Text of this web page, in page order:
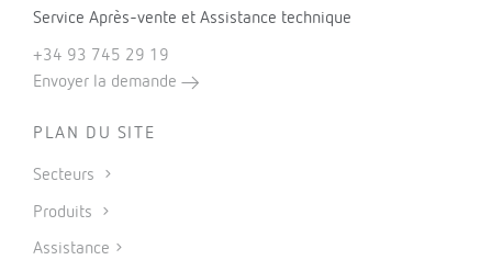
Service Après-vente et Assistance technique
+34 93 745 29 19
Envoyer la demande
PLAN DU SITE
Secteurs
Produits
Assistance